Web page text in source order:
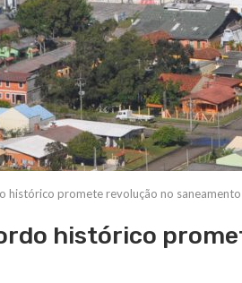
histórico promete revolução no
histórico